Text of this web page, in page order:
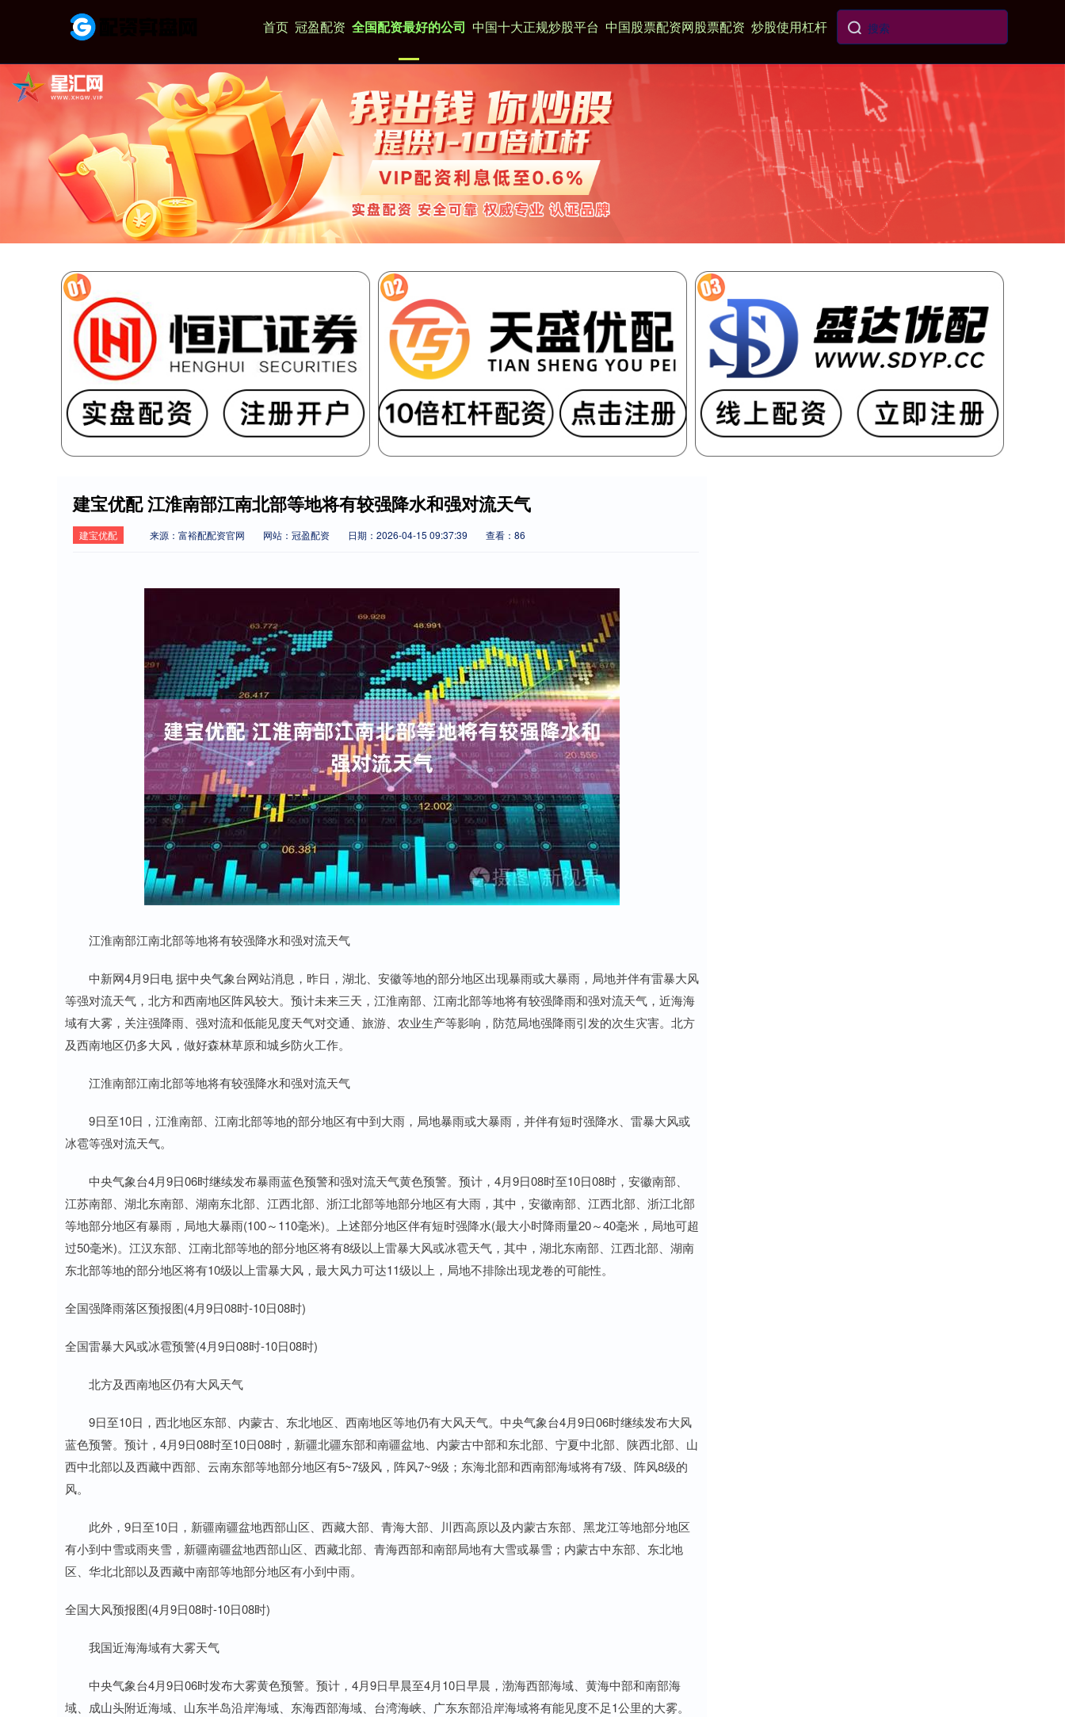
首页 冠盈配资 全国配资最好的公司 中国十大正规炒股平台 中国股票配资网股票配资 炒股使用杠杆
建宝优配 江淮南部江南北部等地将有较强降水和强对流天气
建宝优配 来源：富裕配配资官网 网站：冠盈配资 日期：2026-04-15 09:37:39 查看：86
江淮南部江南北部等地将有较强降水和强对流天气
中新网4月9日电 据中央气象台网站消息，昨日，湖北、安徽等地的部分地区出现暴雨或大暴雨，局地并伴有雷暴大风
等强对流天气，北方和西南地区阵风较大。预计未来三天，江淮南部、江南北部等地将有较强降雨和强对流天气，近海海
域有大雾，关注强降雨、强对流和低能见度天气对交通、旅游、农业生产等影响，防范局地强降雨引发的次生灾害。北方
及西南地区仍多大风，做好森林草原和城乡防火工作。
江淮南部江南北部等地将有较强降水和强对流天气
9日至10日，江淮南部、江南北部等地的部分地区有中到大雨，局地暴雨或大暴雨，并伴有短时强降水、雷暴大风或
冰雹等强对流天气。
中央气象台4月9日06时继续发布暴雨蓝色预警和强对流天气黄色预警。预计，4月9日08时至10日08时，安徽南部、
江苏南部、湖北东南部、湖南东北部、江西北部、浙江北部等地部分地区有大雨，其中，安徽南部、江西北部、浙江北部
等地部分地区有暴雨，局地大暴雨(100～110毫米)。上述部分地区伴有短时强降水(最大小时降雨量20～40毫米，局地可超
过50毫米)。江汉东部、江南北部等地的部分地区将有8级以上雷暴大风或冰雹天气，其中，湖北东南部、江西北部、湖南
东北部等地的部分地区将有10级以上雷暴大风，最大风力可达11级以上，局地不排除出现龙卷的可能性。
全国强降雨落区预报图(4月9日08时-10日08时)
全国雷暴大风或冰雹预警(4月9日08时-10日08时)
北方及西南地区仍有大风天气
9日至10日，西北地区东部、内蒙古、东北地区、西南地区等地仍有大风天气。中央气象台4月9日06时继续发布大风
蓝色预警。预计，4月9日08时至10日08时，新疆北疆东部和南疆盆地、内蒙古中部和东北部、宁夏中北部、陕西北部、山
西中北部以及西藏中西部、云南东部等地部分地区有5~7级风，阵风7~9级；东海北部和西南部海域将有7级、阵风8级的
风。
此外，9日至10日，新疆南疆盆地西部山区、西藏大部、青海大部、川西高原以及内蒙古东部、黑龙江等地部分地区
有小到中雪或雨夹雪，新疆南疆盆地西部山区、西藏北部、青海西部和南部局地有大雪或暴雪；内蒙古中东部、东北地
区、华北北部以及西藏中南部等地部分地区有小到中雨。
全国大风预报图(4月9日08时-10日08时)
我国近海海域有大雾天气
中央气象台4月9日06时发布大雾黄色预警。预计，4月9日早晨至4月10日早晨，渤海西部海域、黄海中部和南部海
域、成山头附近海域、山东半岛沿岸海域、东海西部海域、台湾海峡、广东东部沿岸海域将有能见度不足1公里的大雾。